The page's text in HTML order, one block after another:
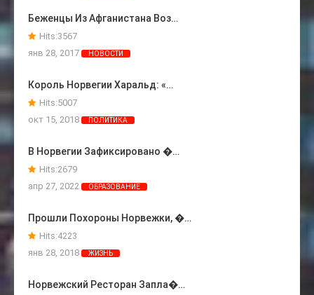
Беженцы Из Афганистана Воз…
Hits:3567
янв 28, 2017
НОВОСТИ
Король Норвегии Харальд: «…
Hits:5007
окт 15, 2018
ПОЛИТИКА
В Норвегии Зафиксировано �…
Hits:2679
апр 27, 2022
ОБРАЗОВАНИЕ
Прошли Похороны Норвежки, �…
Hits:4223
янв 28, 2018
ЖИЗНЬ
Норвежский Ресторан Запла�…